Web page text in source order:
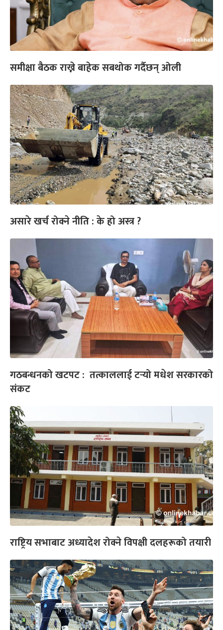
समीक्षा बैठक राख्ने बाहेक सबथोक गर्दैछन् ओली
असारे खर्च रोक्ने नीति : के हो अस्त्र ?
गठबन्धनको खटपट : तत्काललाई टर्‍यो मधेश सरकारको
संकट
राष्ट्रिय सभाबाट अध्यादेश रोक्ने विपक्षी दलहरूको तयारी